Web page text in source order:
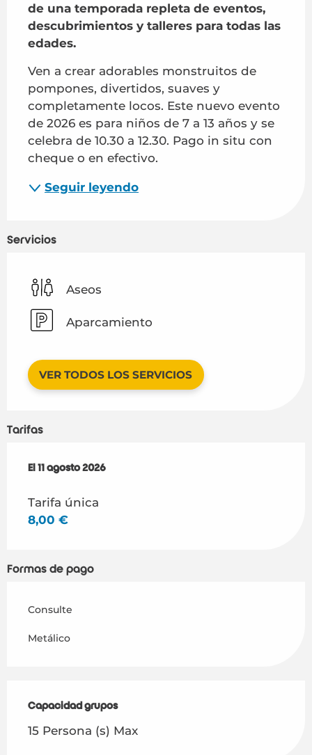
de una temporada repleta de eventos,
descubrimientos y talleres para todas las
edades.
Ven a crear adorables monstruitos de
pompones, divertidos, suaves y
completamente locos. Este nuevo evento
de 2026 es para niños de 7 a 13 años y se
celebra de 10.30 a 12.30. Pago in situ con
cheque o en efectivo.
Seguir leyendo
Servicios
Aseos
Aparcamiento
VER TODOS LOS SERVICIOS
Tarifas
El 11 agosto 2026
El 11 agosto 2026
Tarifa única
8,00 €
Formas de pago
Consulte
Metálico
Capacidad grupos
Capacidad grupos
15 Persona (s) Max